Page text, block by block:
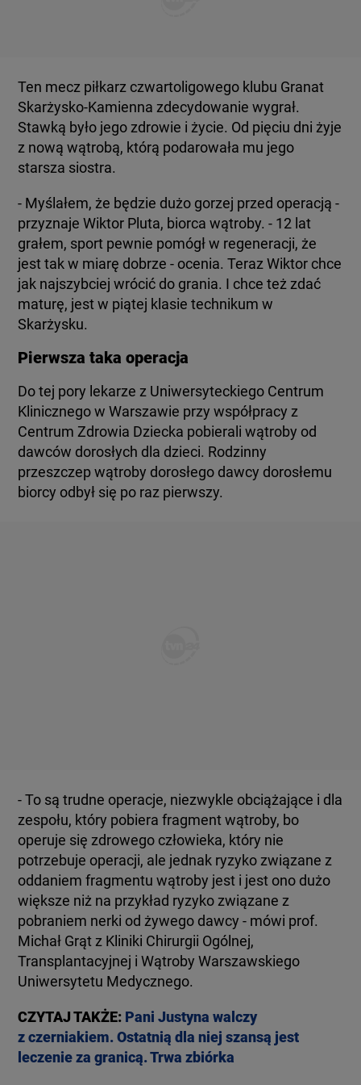
Ten mecz piłkarz czwartoligowego klubu Granat
Skarżysko-Kamienna zdecydowanie wygrał.
Stawką było jego zdrowie i życie. Od pięciu dni żyje
z nową wątrobą, którą podarowała mu jego
- Myślałem, że będzie dużo gorzej przed operacją -
przyznaje Wiktor Pluta, biorca wątroby. - 12 lat
grałem, sport pewnie pomógł w regeneracji, że
jest tak w miarę dobrze - ocenia. Teraz Wiktor chce
jak najszybciej wrócić do grania. I chce też zdać
maturę, jest w piątej klasie technikum w
Skarżysku.
Pierwsza taka operacja
Do tej pory lekarze z Uniwersyteckiego Centrum
Klinicznego w Warszawie przy współpracy z
Centrum Zdrowia Dziecka pobierali wątroby od
dawców dorosłych dla dzieci. Rodzinny
przeszczep wątroby dorosłego dawcy dorosłemu
biorcy odbył się po raz pierwszy.
- To są trudne operacje, niezwykle obciążające i dla
zespołu, który pobiera fragment wątroby, bo
operuje się zdrowego człowieka, który nie
potrzebuje operacji, ale jednak ryzyko związane z
oddaniem fragmentu wątroby jest i jest ono dużo
większe niż na przykład ryzyko związane z
pobraniem nerki od żywego dawcy - mówi prof.
Michał Grąt z Kliniki Chirurgii Ogólnej,
Transplantacyjnej i Wątroby Warszawskiego
Uniwersytetu Medycznego.
CZYTAJ TAKŻE: Pani Justyna walczy
z czerniakiem. Ostatnią dla niej szansą jest
leczenie za granicą. Trwa zbiórka